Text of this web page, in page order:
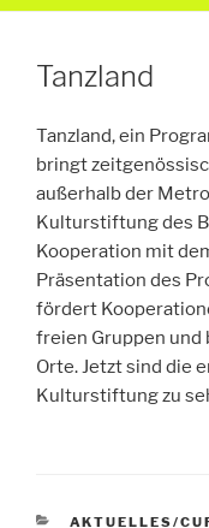
Tanzland
Tanzland, ein
bringt
außerhalb der
Kulturstiftung des
Kooperation mit
Präsentation des
fördert
freien Gruppen und
Orte. Jetzt sind die
Kulturstiftung zu
KATEGORIEN
AKTUELLES/